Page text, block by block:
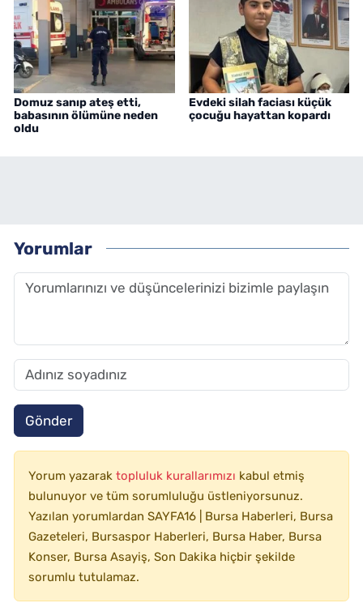
Domuz sanıp ateş etti,
babasının ölümüne neden
oldu
Evdeki silah faciası küçük
çocuğu hayattan kopardı
Yorumlar
Gönder
Yorum yazarak topluluk kurallarımızı kabul etmiş
bulunuyor ve tüm sorumluluğu üstleniyorsunuz.
Yazılan yorumlardan SAYFA16 | Bursa Haberleri, Bursa
Gazeteleri, Bursaspor Haberleri, Bursa Haber, Bursa
Konser, Bursa Asayiş, Son Dakika hiçbir şekilde
sorumlu tutulamaz.